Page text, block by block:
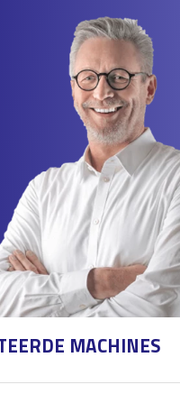
MACHINES